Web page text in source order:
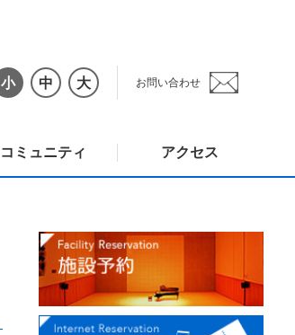
小 中 大 お問い合わせ
コミュニティ アクセス